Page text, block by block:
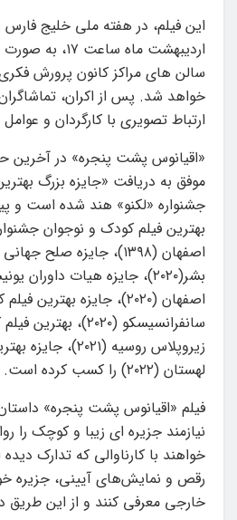
اردیبهشت ماه
سالن های مراکز کانون پرورش
خواهد شد. پس از اکران،
ارتباط تصویری با کارگردان و
«اقیانوس پشت پنجره» در آخرین
موفق به دریافت «جایزه بزرگ
جشنواره «لکنو» هند شده است و
بهترین فیلم کودک و نوجوان
اصفهان (۱۳۹۸)، جایزه صلح
بشر(۲۰۲۰)، جایزه هیات
اصفهان (۲۰۲۰)، جایزه
سانفرانسیسکو (۲۰۲۰)،
زیروپلاس روسیه
لهستان (۲۰۲۲) را کسب کرده است.
فیلم «اقیانوس پشت پنجره»
نیازمند جزیره ای زیبا و کوچک را
خواهند با کارناوالی که تدارک
رقص و نمایش‌های آیینی، جزیره
خارجی معرفی کنند و از این طریق